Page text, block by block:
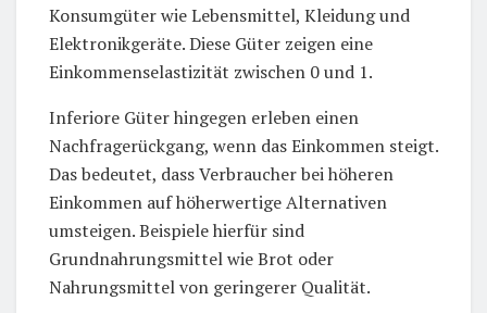
Konsumgüter wie Lebensmittel, Kleidung und
Elektronikgeräte. Diese Güter zeigen eine
Einkommenselastizität zwischen 0 und 1.
Inferiore Güter hingegen erleben einen
Nachfragerückgang, wenn das Einkommen steigt.
Das bedeutet, dass Verbraucher bei höheren
Einkommen auf höherwertige Alternativen
umsteigen. Beispiele hierfür sind
Grundnahrungsmittel wie Brot oder
Nahrungsmittel von geringerer Qualität.